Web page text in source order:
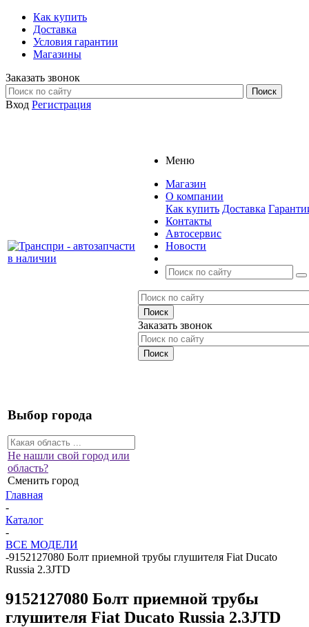
Как купить
Доставка
Условия гарантии
Магазины
Заказать звонок
Вход Регистрация
Меню
Магазин
О компании
Как купить Доставка
Контакты
Автосервис
Новости
Заказать звонок
Выбор города
Не нашли свой город или
область?
Сменить город
Главная
-
Каталог
-
ВСЕ МОДЕЛИ
-9152127080 Болт приемной трубы глушителя Fiat Ducato
Russia 2.3JTD
9152127080 Болт приемной трубы
глушителя Fiat Ducato Russia 2.3JTD